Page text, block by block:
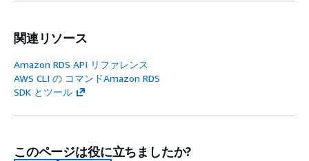
関連リソース
Amazon RDS API リファレンス
AWS CLI の コマンドAmazon RDS
SDK とツール
このページは役に立ちましたか?